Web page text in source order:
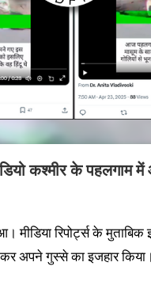
कश्मीर के पहलगाम
रिपोर्ट्स के मुताबिक
अपने गुस्से का इजहार